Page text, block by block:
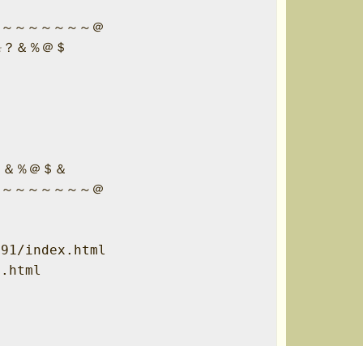
～～～～～～＠
＆％＠＄
％＠＄＆
～～～～～～＠
index.html